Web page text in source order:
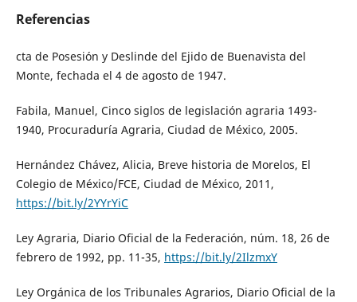
Referencias
cta de Posesión y Deslinde del Ejido de Buenavista del
Monte, fechada el 4 de agosto de 1947.
Fabila, Manuel, Cinco siglos de legislación agraria 1493-
1940, Procuraduría Agraria, Ciudad de México, 2005.
Hernández Chávez, Alicia, Breve historia de Morelos, El
Colegio de México/FCE, Ciudad de México, 2011,
https://bit.ly/2YYrYiC
Ley Agraria, Diario Oficial de la Federación, núm. 18, 26 de
febrero de 1992, pp. 11-35, https://bit.ly/2IlzmxY
Ley Orgánica de los Tribunales Agrarios, Diario Oficial de la